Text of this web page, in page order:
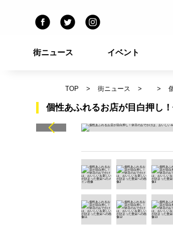
街ニュース イベント
TOP 街ニュース
個性あふれるお店が目白押し